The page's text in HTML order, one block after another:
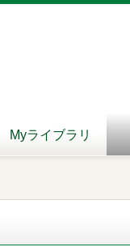
Myライブラリ